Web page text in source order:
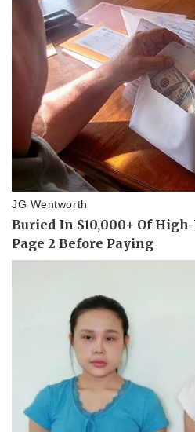
Sức khỏe
Sản phụ khoa
Làm đẹp - giảm cân
Phòng mạch online
Ăn sạch sống khỏe